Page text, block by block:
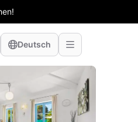
Deutsch